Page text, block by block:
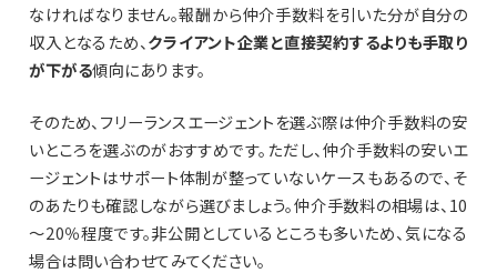
なければなりません。報酬から仲介手数料を引いた分が自分の
収入となるため、クライアント企業と直接契約するよりも手取り
が下がる傾向にあります。
そのため、フリーランスエージェントを選ぶ際は仲介手数料の安
いところを選ぶのがおすすめです。ただし、仲介手数料の安いエ
ージェントはサポート体制が整っていないケースもあるので、そ
のあたりも確認しながら選びましょう。仲介手数料の相場は、10
～20％程度です。非公開としているところも多いため、気になる
場合は問い合わせてみてください。